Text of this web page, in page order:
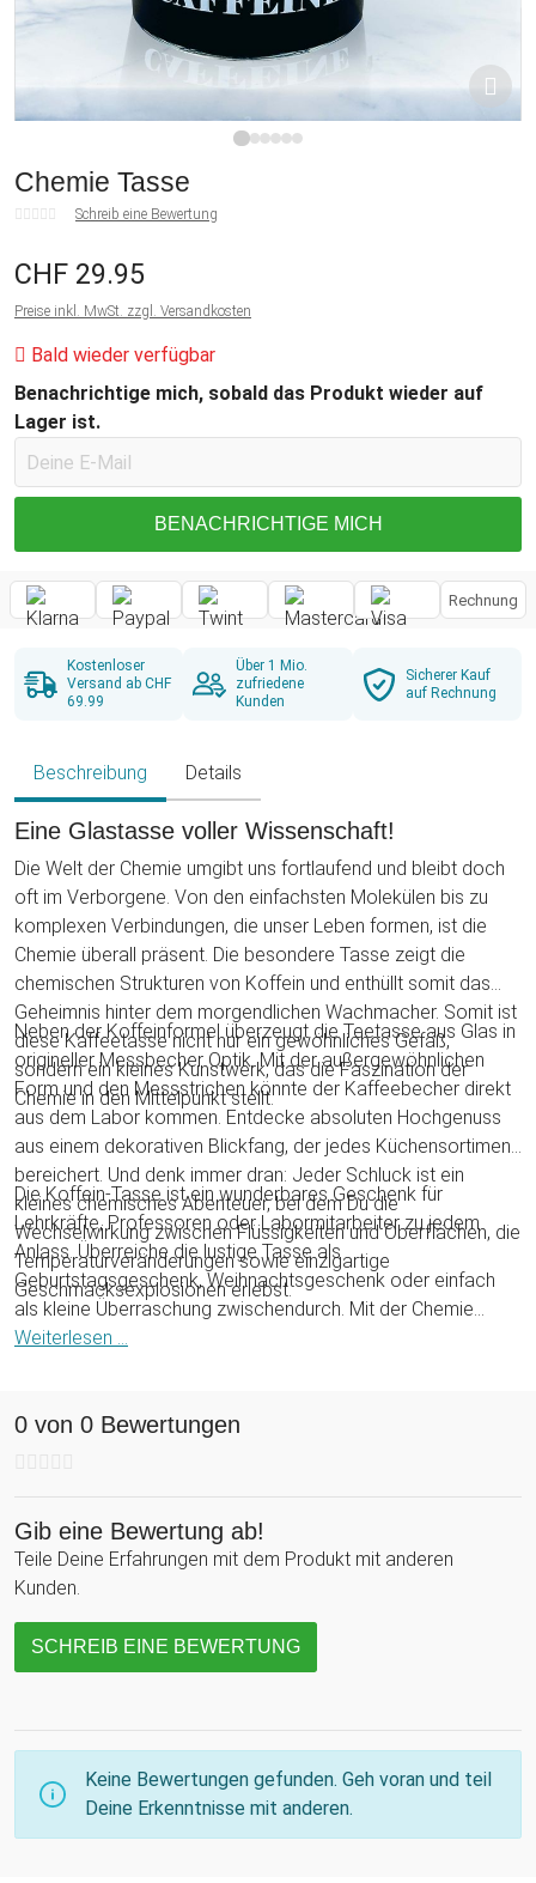
Chemie Tasse
Schreib eine Bewertung
CHF 29.95
Preise inkl. MwSt. zzgl. Versandkosten
Bald wieder verfügbar
Benachrichtige mich, sobald das Produkt wieder auf
Lager ist.
BENACHRICHTIGE MICH
Rechnung
Kostenloser
Versand ab CHF
69.99
Über 1 Mio.
zufriedene
Kunden
Sicherer Kauf
auf Rechnung
Beschreibung Details
Eine Glastasse voller Wissenschaft!
Die Welt der Chemie umgibt uns fortlaufend und bleibt doch
oft im Verborgene. Von den einfachsten Molekülen bis zu
komplexen Verbindungen, die unser Leben formen, ist die
Chemie überall präsent. Die besondere Tasse zeigt die
chemischen Strukturen von Koffein und enthüllt somit das
Geheimnis hinter dem morgendlichen Wachmacher. Somit ist
diese Kaffeetasse nicht nur ein gewöhnliches Gefäß,
sondern ein kleines Kunstwerk, das die Faszination der
Chemie in den Mittelpunkt stellt.
Neben der Koffeinformel überzeugt die Teetasse aus Glas in
origineller Messbecher Optik. Mit der außergewöhnlichen
Form und den Messstrichen könnte der Kaffeebecher direkt
aus dem Labor kommen. Entdecke absoluten Hochgenuss
aus einem dekorativen Blickfang, der jedes Küchensortiment
bereichert. Und denk immer dran: Jeder Schluck ist ein
kleines chemisches Abenteuer, bei dem Du die
Wechselwirkung zwischen Flüssigkeiten und Oberflächen, die
Temperaturveränderungen sowie einzigartige
Geschmacksexplosionen erlebst.
Die Koffein-Tasse ist ein wunderbares Geschenk für
Lehrkräfte, Professoren oder Labormitarbeiter zu jedem
Anlass. Überreiche die lustige Tasse als
Geburtstagsgeschenk, Weihnachtsgeschenk oder einfach
als kleine Überraschung zwischendurch. Mit der Chemie
Tasse sorgst Du für leuchtende Augen und absolute
gehören und jeden Morgen zum Einsatz kommen.
Weiterlesen ...
0 von 0 Bewertungen
Gib eine Bewertung ab!
Teile Deine Erfahrungen mit dem Produkt mit anderen
Kunden.
SCHREIB EINE BEWERTUNG
Keine Bewertungen gefunden. Geh voran und teil
Deine Erkenntnisse mit anderen.